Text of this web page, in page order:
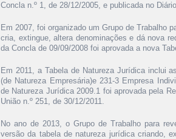
Concla n.º 1, de 28/12/2005, e publicada no
Em 2007, foi organizado um Grupo de Trabalho
cria, extingue, altera denominações e dá nova
da Concla de 09/09/2008 foi aprovada a nova
Em 2011, a Tabela de Natureza Jurídica inclui
(de Natureza Empresária)e 231-3 Empresa
de Natureza Jurídica 2009.1 foi aprovada pela
União n.º 251, de 30/12/2011.
No ano de 2013, o Grupo de Trabalho para
versão da tabela de natureza jurídica criando,